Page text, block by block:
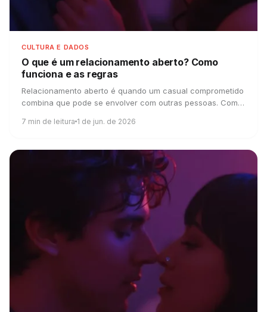
CULTURA E DADOS
O que é um relacionamento aberto? Como
funciona e as regras
Relacionamento aberto é quando um casual comprometido
combina que pode se envolver com outras pessoas. Como
7 min de leitura 1 de jun. de 2026